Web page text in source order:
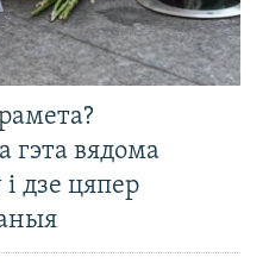
гэта вядома
і дзе цяпер